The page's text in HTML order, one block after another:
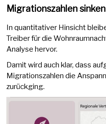
Migrationszahlen sinken
In quantitativer Hinsicht
Treiber für die
Analyse hervor.
Damit wird auch klar, dass
Migrationszahlen die
zurückging.